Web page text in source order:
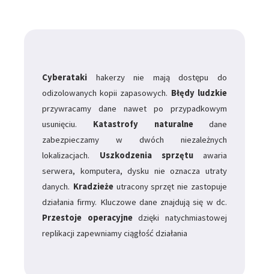
Cyberataki hakerzy nie mają dostępu do
odizolowanych kopii zapasowych. Błędy ludzkie
przywracamy dane nawet po przypadkowym
usunięciu.
Katastrofy naturalnedane
zabezpieczamy w dwóch niezależnych
lokalizacjach.
Uszkodzenia sprzętu awaria
serwera, komputera, dysku nie oznacza utraty
danych. Kradzieżeutracony sprzęt nie zastopuje
działania firmy. Kluczowe dane znajdują się w dc.
Przestoje operacyjnedzięki natychmiastowej
replikacji zapewniamy ciągłość działania